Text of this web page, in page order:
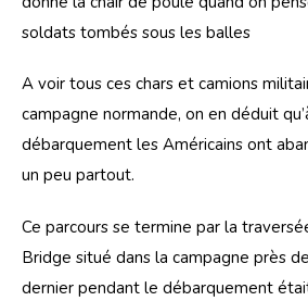
soldats tombés sous les balles
A voir tous ces chars et camions
campagne normande, on en déduit
débarquement les Américains ont
un peu partout.
Ce parcours se termine par la
Bridge situé dans la campagne près
dernier pendant le débarquement